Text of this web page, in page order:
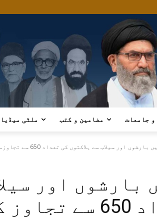
و جامعات مضامین و کتب ملٹی میڈیا
بارشوں اور سیلاب سے ہلاکتوں کی تعداد 650 سے تجاوز...
بارشوں اور